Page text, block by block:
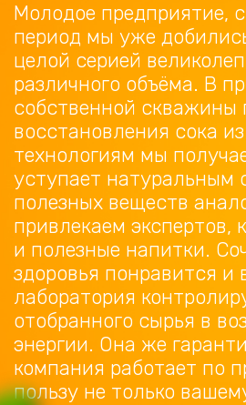
Молодое предприятие,
период мы уже
целой серией
различного объёма. В
собственной скважины
восстановления сока
технологиям мы
уступает натуральным
полезных веществ
привлекаем экспертов,
и полезные напитки.
здоровья понравится
лаборатория
отобранного сырья в
энергии. Она же
компания работает по
пользу не только